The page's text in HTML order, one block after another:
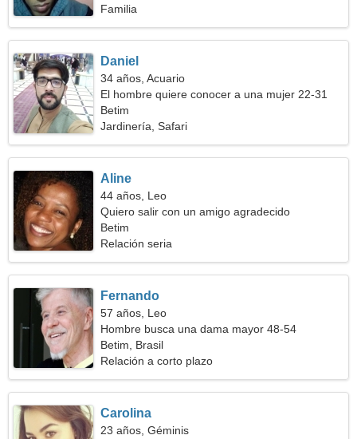
Familia
Daniel
34 años, Acuario
El hombre quiere conocer a una mujer 22-31
Betim
Jardinería, Safari
Aline
44 años, Leo
Quiero salir con un amigo agradecido
Betim
Relación seria
Fernando
57 años, Leo
Hombre busca una dama mayor 48-54
Betim, Brasil
Relación a corto plazo
Carolina
23 años, Géminis